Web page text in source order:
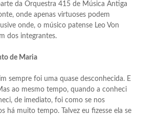
da Orquestra 415 de Música Antiga
onde apenas virtuoses podem
onde, o músico patense Leo Von
dos integrantes.
de Maria
sempre foi uma quase desconhecida. E
ao mesmo tempo, quando a conheci
de imediato, foi como se nos
há muito tempo. Talvez eu fizesse ela se